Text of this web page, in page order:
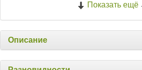
Показать ещё
Описание